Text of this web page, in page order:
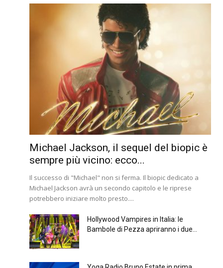
Michael Jackson, il sequel del biopic è
sempre più vicino: ecco...
Il successo di "Michael" non si ferma. Il biopic dedicato a
Michael Jackson avrà un secondo capitolo e le riprese
potrebbero iniziare molto presto....
Hollywood Vampires in Italia: le
Bambole di Pezza apriranno i due...